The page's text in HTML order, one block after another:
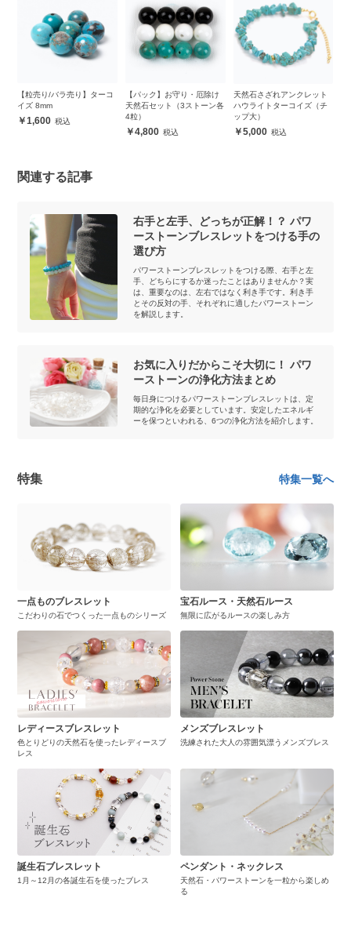
【粒売り/バラ売り】ターコ
イズ 8mm
1,600
【パック】お守り・厄除け
天然石セット（3ストーン各
4粒）
4,800
天然石さざれアンクレット
ハウライトターコイズ（チ
ップ大）
5,000
関連する記事
右手と左手、どっちが正解！？ パワ
ーストーンブレスレットをつける手の
選び方
パワーストーンブレスレットをつける際、右手と左
手、どちらにするか迷ったことはありませんか？実
は、重要なのは、左右ではなく利き手です。利き手
とその反対の手、それぞれに適したパワーストーン
を解説します。
お気に入りだからこそ大切に！ パワ
ーストーンの浄化方法まとめ
毎日身につけるパワーストーンブレスレットは、定
期的な浄化を必要としています。安定したエネルギ
ーを保つといわれる、6つの浄化方法を紹介します。
特集 特集一覧へ
一点ものブレスレット
こだわりの石でつくった一点ものシリーズ
宝石ルース・天然石ルース
無限に広がるルースの楽しみ方
レディースブレスレット
色とりどりの天然石を使ったレディースブ
レス
メンズブレスレット
洗練された大人の雰囲気漂うメンズブレス
誕生石ブレスレット
1月～12月の各誕生石を使ったブレス
ペンダント・ネックレス
天然石・パワーストーンを一粒から楽しめ
る